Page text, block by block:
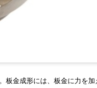
金成形には、板金に力を